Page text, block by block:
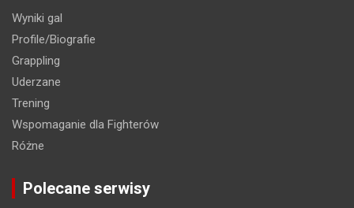
Wyniki gal
Profile/Biografie
Grappling
Uderzane
Trening
Wspomaganie dla Fighterów
Różne
Polecane serwisy